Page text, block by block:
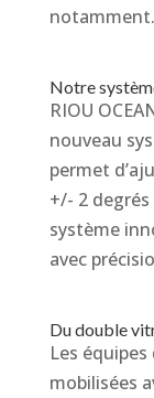
Notre
RIOU
nouveau
permet
+/- 2
système
avec
Du double
Les équipes
mobilisées